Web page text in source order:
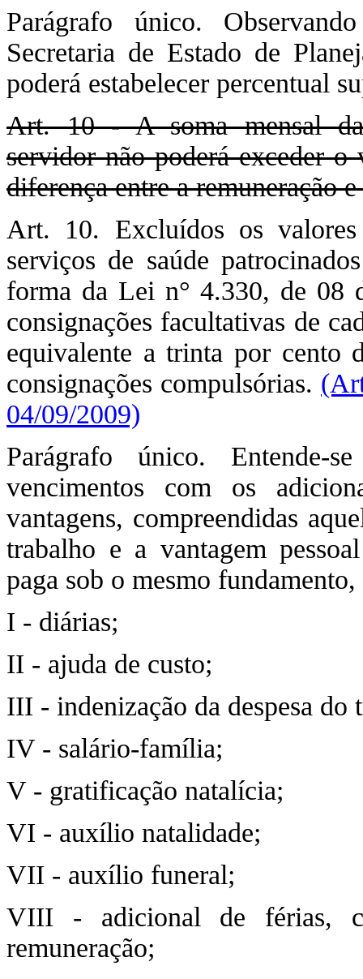
Parágrafo único.
Secretaria de Estado de
poderá estabelecer percentual
Art. 10 - A soma mensal
servidor não poderá exceder
diferença entre a remuneração
Art. 10. Excluídos os
serviços de saúde
forma da Lei n° 4.330, de 08
consignações facultativas de
equivalente a trinta por cento
consignações compulsórias.
04/09/2009)
Parágrafo único. Entende-
vencimentos com os
vantagens, compreendidas
trabalho e a vantagem
paga sob o mesmo
I - diárias;
II - ajuda de custo;
III - indenização da despesa do
IV - salário-família;
V - gratificação natalícia;
VI - auxílio natalidade;
VII - auxílio funeral;
VIII - adicional de férias,
remuneração;